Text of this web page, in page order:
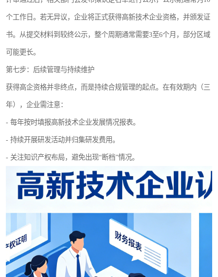
个工作日。若无异议，企业将正式获得高新技术企业资格，并颁发证
书。从提交材料到较终公示，整个周期通常需要3至6个月，部分区域
可能更长。
第七步：后续管理与持续维护
获得高企资格并非终点，而是持续合规管理的起点。在有效期内（三
年），企业需注意：
- 每年按时填报高新技术企业发展情况报表。
- 持续开展研发活动并归集研发费用。
- 关注知识产权布局，避免出现“断档”情况。